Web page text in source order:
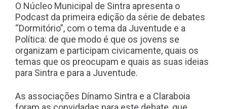
O Núcleo Municipal de Sintra apresenta o
Podcast da primeira edição da série de debates
“Dormitório”, com o tema da Juventude e a
Política: de que modo é que os jovens se
organizam e participam civicamente, quais os
temas que os preocupam e quais as suas ideias
para Sintra e para a Juventude.
As associações Dínamo Sintra e a Claraboia